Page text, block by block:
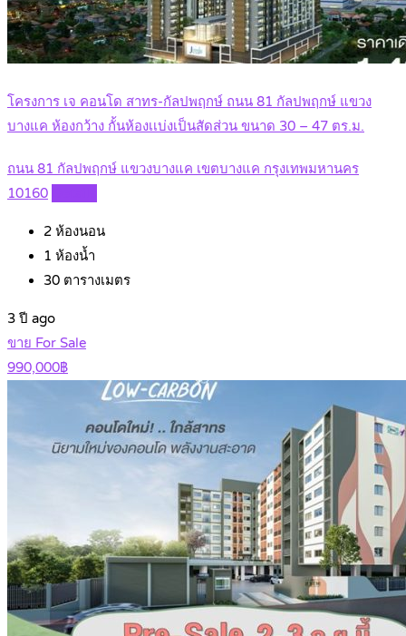
โครงการ เจ คอนโด สาทร-กัลปพฤกษ์ ถนน 81 กัลปพฤกษ์ แขวง
บางแค ห้องกว้าง กั้นห้องเเบ่งเป็นสัดส่วน ขนาด 30 – 47 ตร.ม.
ถนน 81 กัลปพฤกษ์ แขวงบางแค เขตบางแค กรุงเทพมหานคร
10160
2 ห้องนอน
1 ห้องน้ำ
30 ตารางเมตร
3 ปี ago
ขาย For Sale
990,000฿